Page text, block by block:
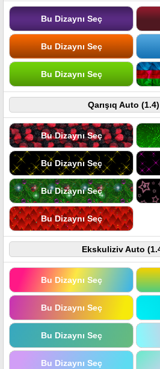
Bu Dizaynı Seç
Bu Dizaynı Seç
Bu Dizaynı Seç
Qarışıq Auto
Bu Dizaynı Seç
Bu Dizaynı Seç
Bu Dizaynı Seç
Bu Dizaynı Seç
Ekskuliziv Auto
Bu Dizaynı Seç
Bu Dizaynı Seç
Bu Dizaynı Seç
Bu Dizaynı Seç